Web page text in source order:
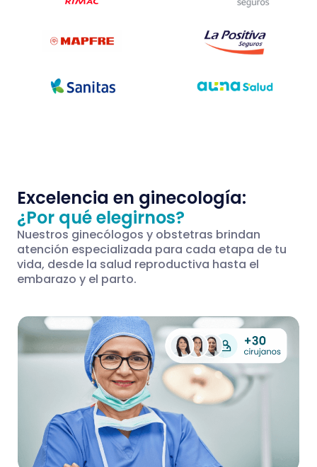
Excelencia en ginecología:
¿Por qué elegirnos?
Nuestros ginecólogos y obstetras brindan
atención especializada para cada etapa de tu
vida, desde la salud reproductiva hasta el
embarazo y el parto.